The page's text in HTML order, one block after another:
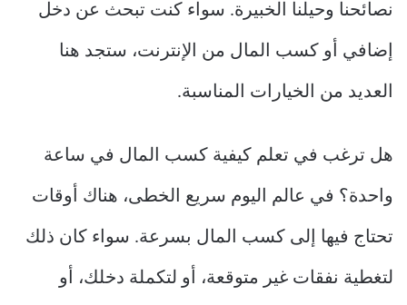
نصائحنا وحيلنا الخبيرة. سواء كنت تبحث عن دخل
إضافي أو كسب المال من الإنترنت، ستجد هنا
العديد من الخيارات المناسبة.
هل ترغب في تعلم كيفية كسب المال في ساعة
واحدة؟ في عالم اليوم سريع الخطى، هناك أوقات
تحتاج فيها إلى كسب المال بسرعة. سواء كان ذلك
لتغطية نفقات غير متوقعة، أو لتكملة دخلك، أو